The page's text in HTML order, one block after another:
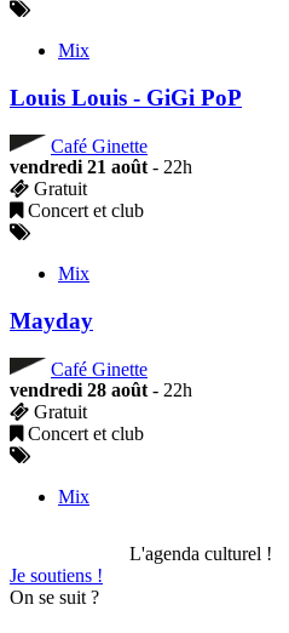
Mix
Louis Louis - GiGi PoP
Café Ginette
vendredi 21 août- 22h
Gratuit
Concert et club
Mix
Mayday
Café Ginette
vendredi 28 août- 22h
Gratuit
Concert et club
Mix
L'agenda culturel !
Je soutiens !
On se suit ?